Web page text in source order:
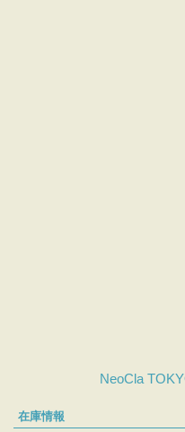
NeoCla
在庫情報